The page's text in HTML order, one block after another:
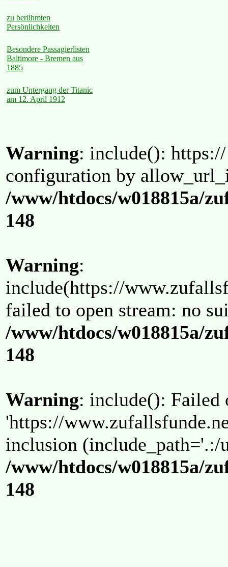
zu berühmten
Persönlichkeiten
Besondere Passagierlisten
Baltimore - Bremen aus
1885
zum Untergang der Titanic
am 12. April 1912
Warning: include():
configuration by
/www/htdocs/w018815a/
148
Warning:
include(https://
failed to open stream: no
/www/htdocs/w018815a/
148
Warning: include(): Failed
'https://
inclusion (include_path='.:/
/www/htdocs/w018815a/
148